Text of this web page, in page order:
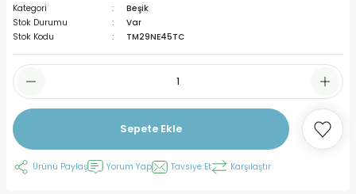
Kategori
Beşik
Stok Durumu
Var
Stok Kodu
TM29NE45TC
Sepete Ekle
Ürünü Paylaş Yorum Yap Tavsiye Et Karşılaştır